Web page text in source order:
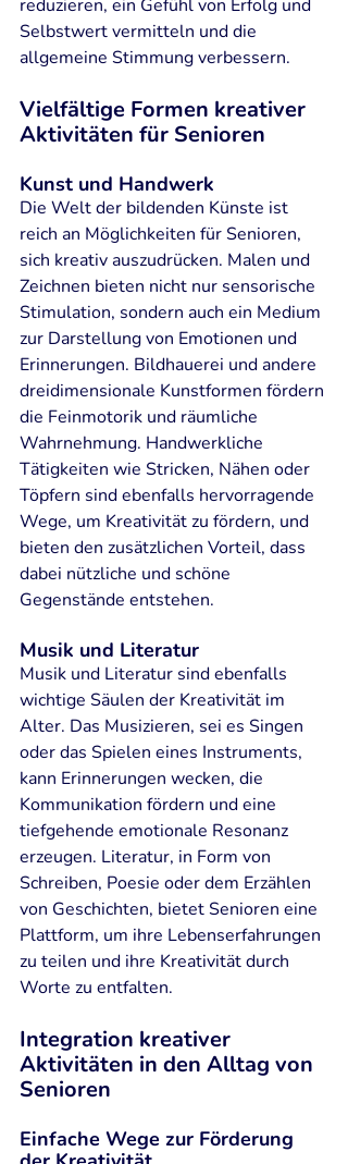
reduzieren, ein Gefühl von Erfolg und
Selbstwert vermitteln und die
allgemeine Stimmung verbessern.
Vielfältige Formen kreativer
Aktivitäten für Senioren
Kunst und Handwerk
Die Welt der bildenden Künste ist
reich an Möglichkeiten für Senioren,
sich kreativ auszudrücken. Malen und
Zeichnen bieten nicht nur sensorische
Stimulation, sondern auch ein Medium
zur Darstellung von Emotionen und
Erinnerungen. Bildhauerei und andere
dreidimensionale Kunstformen fördern
die Feinmotorik und räumliche
Wahrnehmung. Handwerkliche
Tätigkeiten wie Stricken, Nähen oder
Töpfern sind ebenfalls hervorragende
Wege, um Kreativität zu fördern, und
bieten den zusätzlichen Vorteil, dass
dabei nützliche und schöne
Gegenstände entstehen.
Musik und Literatur
Musik und Literatur sind ebenfalls
wichtige Säulen der Kreativität im
Alter. Das Musizieren, sei es Singen
oder das Spielen eines Instruments,
kann Erinnerungen wecken, die
Kommunikation fördern und eine
tiefgehende emotionale Resonanz
erzeugen. Literatur, in Form von
Schreiben, Poesie oder dem Erzählen
von Geschichten, bietet Senioren eine
Plattform, um ihre Lebenserfahrungen
zu teilen und ihre Kreativität durch
Worte zu entfalten.
Integration kreativer
Aktivitäten in den Alltag von
Senioren
Einfache Wege zur Förderung